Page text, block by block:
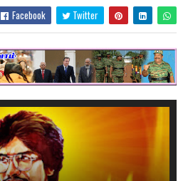
Facebook Twitter